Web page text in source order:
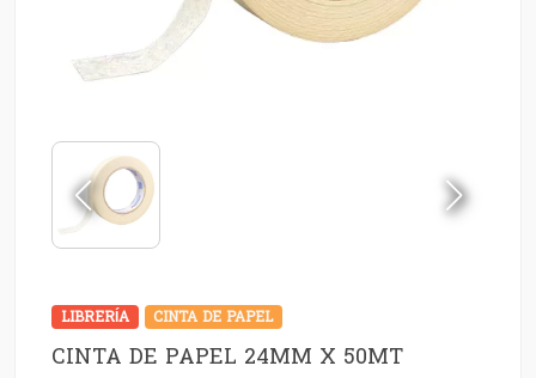
LIBRERÍA CINTA DE PAPEL
CINTA DE PAPEL 24MM X 50MT